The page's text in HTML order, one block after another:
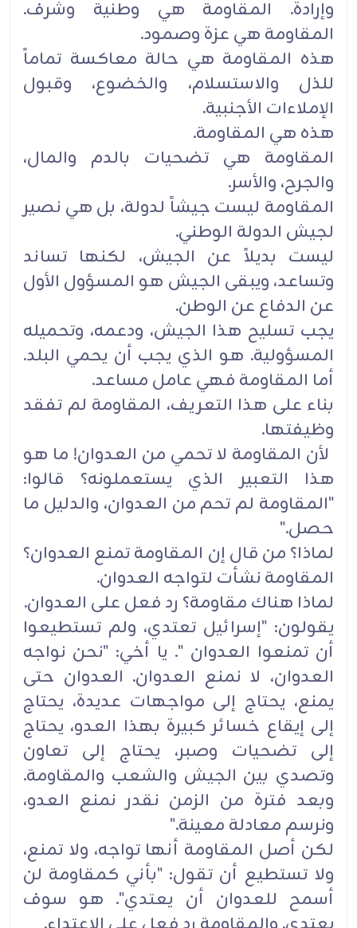
‏المقاومة هي عزة وصمود‎.‎
هذه المقاومة هي حالة معاكسة تماماً
للذل والاستسلام، والخضوع، وقبول
الإملاءات الأجنبية‎.‎
هذه هي المقاومة‎.‎
المقاومة هي تضحيات بالدم والمال،
والجرح، والأسر‎.‎
المقاومة ليست جيشاً لدولة، بل هي نصير
لجيش الدولة الوطني‎.‎
ليست بديلاً عن الجيش، لكنها تساند
وتساعد، ويبقى الجيش هو المسؤول الأول
عن الدفاع عن الوطن‎.‎
يجب تسليح هذا الجيش، ودعمه، وتحميله
أما المقاومة فهي عامل مساعد‎.‎
بناء على هذا التعريف، المقاومة لم تفقد
وظيفتها.‏
‏ لأن المقاومة لا تحمي من العدوان! ما هو
هذا التعبير الذي يستعملونه؟ قالوا:
"المقاومة لم تحم من العدوان، والدليل ما
‏حصل‎".‎
لماذا؟ من قال إن المقاومة تمنع العدوان؟
المقاومة نشأت لتواجه العدوان‎.‎
لماذا هناك مقاومة؟ رد فعل على العدوان‎.‎
يقولون: "إسرائيل تعتدي، ولم تستطيعوا
أن تمنعوا العدوان ‏‎"‎‏. يا أخي: "نحن نواجه
العدوان، لا نمنع العدوان. العدوان ‏حتى
يمنع، يحتاج إلى مواجهات عديدة، يحتاج
إلى إيقاع خسائر كبيرة بهذا العدو، يحتاج
إلى تضحيات وصبر، يحتاج ‏إلى تعاون
وتصدي بين الجيش والشعب والمقاومة.
وبعد فترة من الزمن نقدر نمنع العدو،
ونرسم معادلة معينة‎".‎
لكن أصل المقاومة أنها تواجه، ولا تمنع،
ولا تستطيع أن تقول: "بأني كمقاومة لن
أسمح للعدوان أن يعتدي". هو ‏سوف